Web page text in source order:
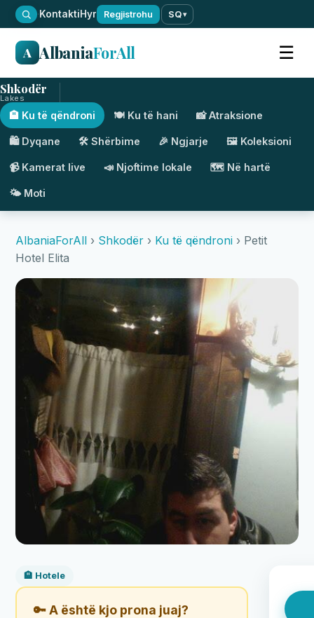
·KontaktiHyr Regjistrohu SQ▾
A AlbaniaForAll ☰
Shkodër
Lakes
🏨 Ku të qëndroni 🍽️ Ku të hani 📸 Atraksione
🛍️ Dyqane 🛠️ Shërbime 🎉 Ngjarje 🖼️ Koleksioni
📹 Kamerat live 📣 Njoftime lokale 🗺️ Në hartë
🌤️ Moti
AlbaniaForAll › Shkodër › Ku të qëndroni › Petit
Hotel Elita
🏨 Hotele
🔑 A është kjo prona juaj?